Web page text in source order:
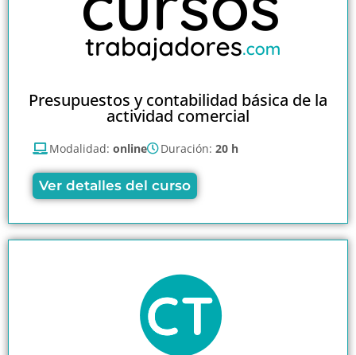
Presupuestos y contabilidad básica de la
actividad comercial
Modalidad: online Duración: 20 h
Ver detalles del curso